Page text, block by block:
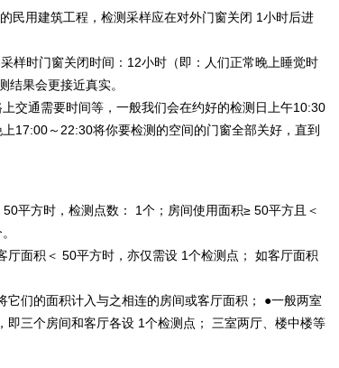
民用建筑工程，检测采样应在对外门窗关闭 1小时后进
样时门窗关闭时间：12小时（即：人们正常晚上睡觉时
果会更接近真实。
交通需要时间等，一般我们会在约好的检测日上午10:30
17:00～22:30将你要检测的空间的门窗全部关好，直到
平方时，检测点数： 1个；房间使用面积≥ 50平方且＜
面积＜ 50平方时，亦仅需设 1个检测点； 如客厅面积
们的面积计入与之相连的房间或客厅面积； ●一般两室
三个房间和客厅各设 1个检测点； 三室两厅、楼中楼等